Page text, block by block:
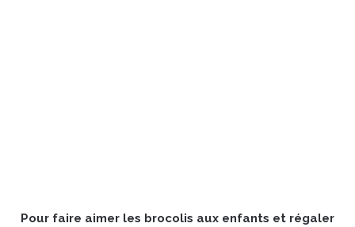
Pour faire aimer les brocolis aux enfants et régaler